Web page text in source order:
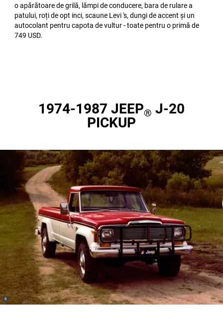
o apărătoare de grilă, lămpi de conducere, bara de rulare a
patului, roți de opt inci, scaune Levi 's, dungi de accent și un
autocolant pentru capota de vultur - toate pentru o primă de
749 USD.
1974-1987 JEEP® J-20
PICKUP
(
Disclosure
6)